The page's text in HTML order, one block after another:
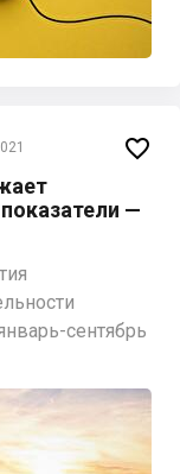
—
сентябрь
